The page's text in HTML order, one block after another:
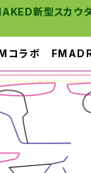
新型スカウ
コラボ
Y B E R _ S T